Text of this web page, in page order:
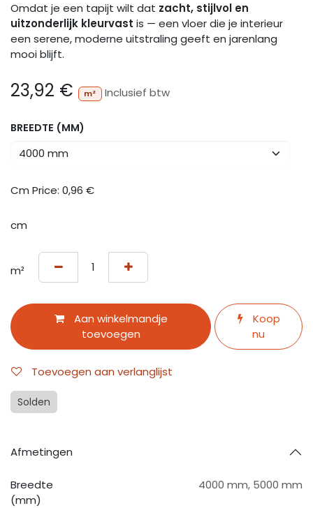
Omdat je een tapijt wilt dat zacht, stijlvol en
uitzonderlijk kleurvast is — een vloer die je interieur
een serene, moderne uitstraling geeft en jarenlang
mooi blijft.
23,92 € m² Inclusief btw
BREEDTE (MM)
Cm Price: 0,96 €
cm
m²
Aan winkelmandje
toevoegen
Koop
nu
Toevoegen aan verlanglijst
Solden
Afmetingen
Breedte
(mm)
4000 mm, 5000 mm